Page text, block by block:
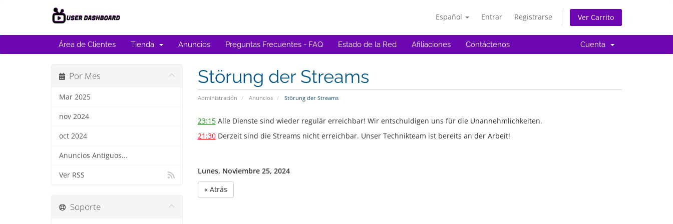
Español Entrar Registrarse Ver Carrito
Área de Clientes Tienda Anuncios Preguntas Frecuentes - FAQ Estado de la Red Afiliaciones Contáctenos Cuenta
Störung der Streams
Administración Anuncios Störung der Streams
Por Mes
Mar 2025
nov 2024
oct 2024
Anuncios Antiguos...
Ver RSS
23:15Alle Dienste sind wieder regulär erreichbar! Wir entschuldigen uns für die Unannehmlichkeiten.
21:30Derzeit sind die Streams nicht erreichbar. Unser Technikteam ist bereits an der Arbeit!
Lunes, Noviembre 25, 2024
« Atrás
Soporte